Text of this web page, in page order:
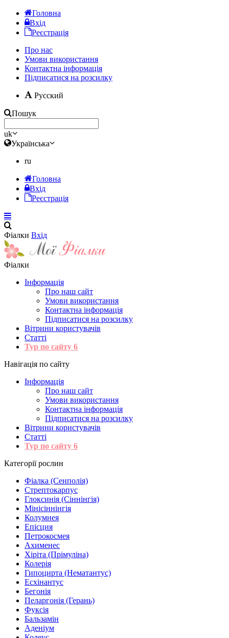
Головна
Вхід
Реєстрація
Про нас
Умови використання
Контактна інформація
Підписатися на розсилку
Русский
Пошук
uk
Українська
ru
Головна
Вхід
Реєстрація
Фіалки Вхід
Фіалки
Інформація
Про наш сайт
Умови використання
Контактна інформація
Підписатися на розсилку
Вітрини користувачів
Статті
Тур по сайту 6
Навігація по сайту
Інформація
Про наш сайт
Умови використання
Контактна інформація
Підписатися на розсилку
Вітрини користувачів
Статті
Тур по сайту 6
Категорії рослин
Фіалка (Сенполія)
Стрептокарпус
Глоксинія (Сіннінгія)
Мінісіннінгія
Колумнея
Епісция
Петрокосмея
Ахименес
Хіріта (Прімуліна)
Колерія
Гипоцирта (Нематантус)
Есхінантус
Бегонія
Пеларгонія (Герань)
Фуксія
Бальзамін
Аденіум